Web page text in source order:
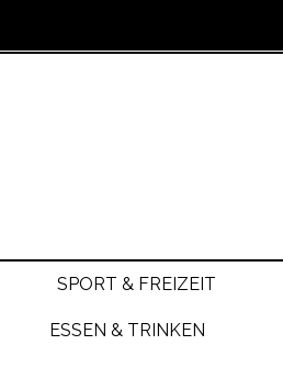
SPORT & FREIZEIT
ESSEN & TRINKEN